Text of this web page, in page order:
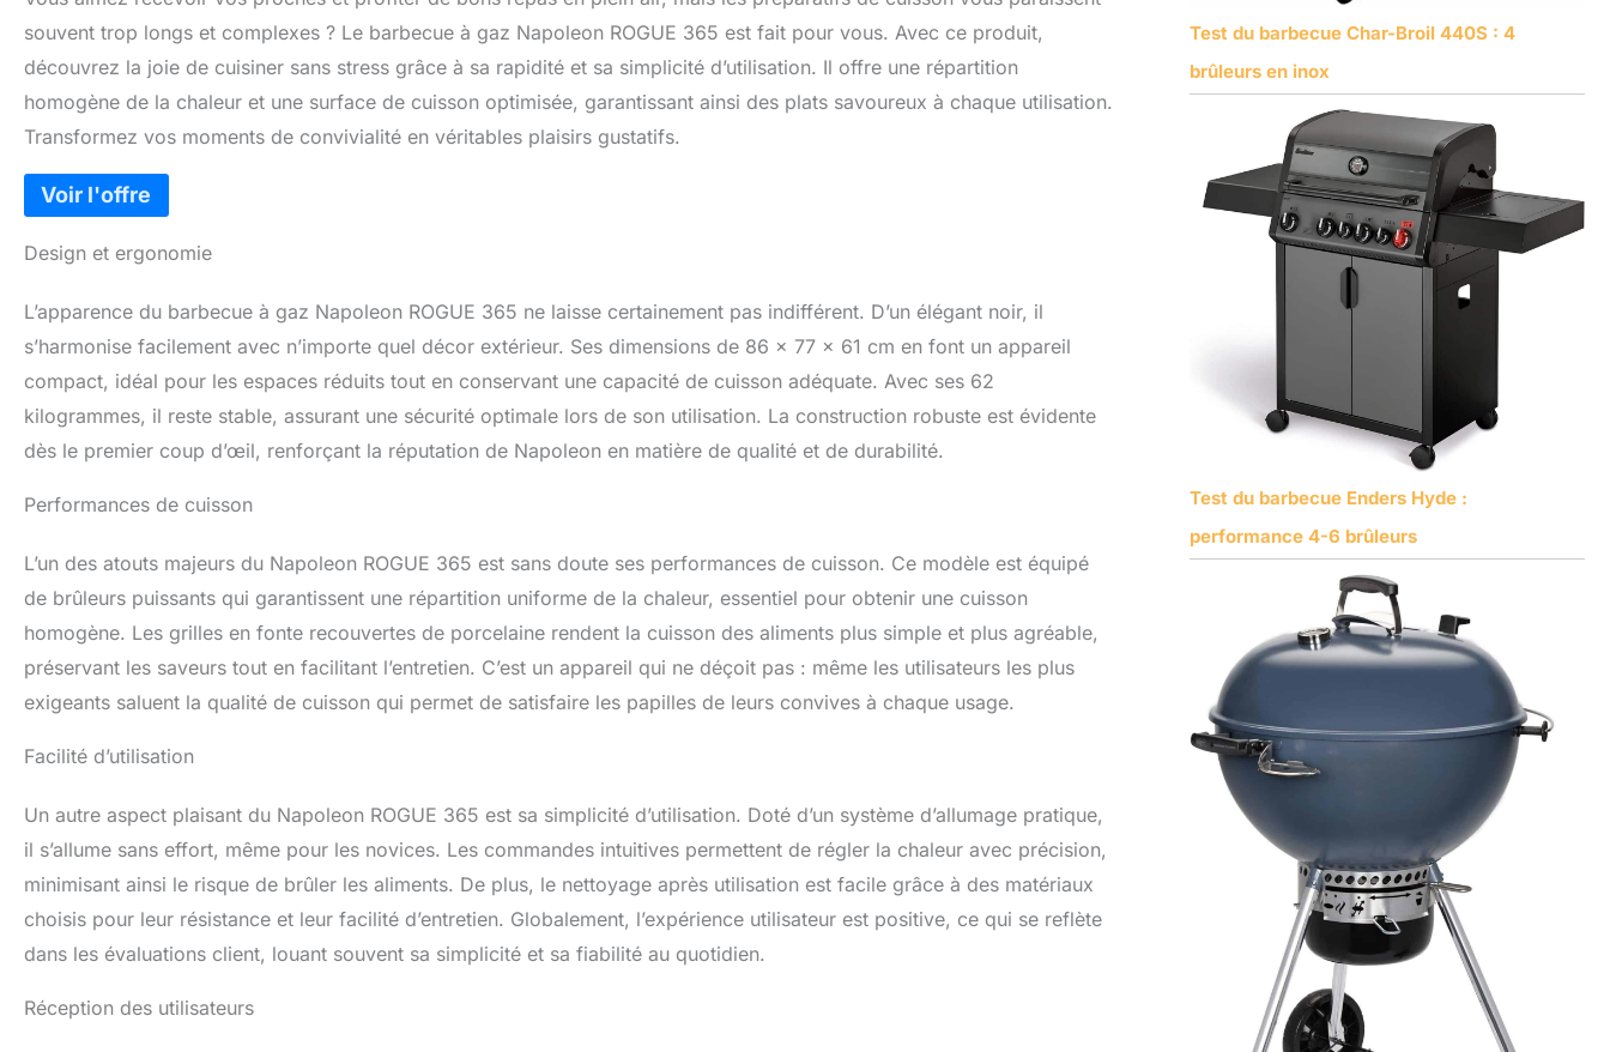
souvent trop longs et complexes ? Le barbecue à gaz Napoleon ROGUE 365 est fait pour vous. Avec ce produit,
découvrez la joie de cuisiner sans stress grâce à sa rapidité et sa simplicité d’utilisation. Il offre une répartition
homogène de la chaleur et une surface de cuisson optimisée, garantissant ainsi des plats savoureux à chaque utilisation.
Transformez vos moments de convivialité en véritables plaisirs gustatifs.
Design et ergonomie
L’apparence du barbecue à gaz Napoleon ROGUE 365 ne laisse certainement pas indifférent. D’un élégant noir, il
s’harmonise facilement avec n’importe quel décor extérieur. Ses dimensions de 86 x 77 x 61 cm en font un appareil
compact, idéal pour les espaces réduits tout en conservant une capacité de cuisson adéquate. Avec ses 62
kilogrammes, il reste stable, assurant une sécurité optimale lors de son utilisation. La construction robuste est évidente
dès le premier coup d’œil, renforçant la réputation de Napoleon en matière de qualité et de durabilité.
Performances de cuisson
L’un des atouts majeurs du Napoleon ROGUE 365 est sans doute ses performances de cuisson. Ce modèle est équipé
de brûleurs puissants qui garantissent une répartition uniforme de la chaleur, essentiel pour obtenir une cuisson
homogène. Les grilles en fonte recouvertes de porcelaine rendent la cuisson des aliments plus simple et plus agréable,
préservant les saveurs tout en facilitant l’entretien. C’est un appareil qui ne déçoit pas : même les utilisateurs les plus
exigeants saluent la qualité de cuisson qui permet de satisfaire les papilles de leurs convives à chaque usage.
Facilité d’utilisation
Un autre aspect plaisant du Napoleon ROGUE 365 est sa simplicité d’utilisation. Doté d’un système d’allumage pratique,
il s’allume sans effort, même pour les novices. Les commandes intuitives permettent de régler la chaleur avec précision,
minimisant ainsi le risque de brûler les aliments. De plus, le nettoyage après utilisation est facile grâce à des matériaux
choisis pour leur résistance et leur facilité d’entretien. Globalement, l’expérience utilisateur est positive, ce qui se reflète
dans les évaluations client, louant souvent sa simplicité et sa fiabilité au quotidien.
Réception des utilisateurs
Test du barbecue Char-Broil 440S : 4
brûleurs en inox
Test du barbecue Enders Hyde :
performance 4-6 brûleurs